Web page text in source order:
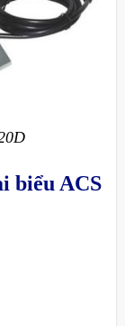
biểu ACS